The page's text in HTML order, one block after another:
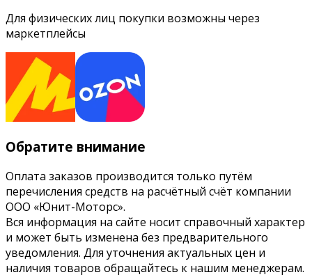
Для физических лиц покупки возможны через
маркетплейсы
Обратите внимание
Оплата заказов производится только путём
перечисления средств на расчётный счёт компании
ООО «Юнит-Моторс».
Вся информация на сайте носит справочный характер
и может быть изменена без предварительного
уведомления. Для уточнения актуальных цен и
наличия товаров обращайтесь к нашим менеджерам.